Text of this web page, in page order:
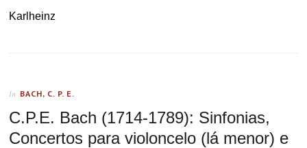
Karlheinz
In BACH, C. P. E.
C.P.E. Bach (1714-1789): Sinfonias,
Concertos para violoncelo (lá menor) e